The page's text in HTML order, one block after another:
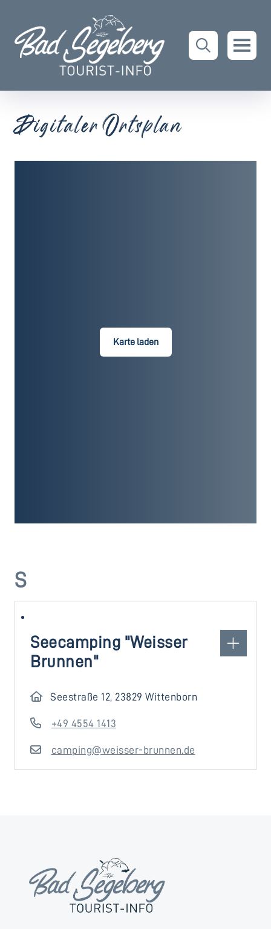
Digitaler Ortsplan
Karte laden
S
Seecamping "Weisser
Brunnen"
Seestraße 12, 23829 Wittenborn
+49 4554 1413
camping@weisser-brunnen.de